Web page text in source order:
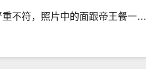
不符，照片中的面跟帝王餐一…